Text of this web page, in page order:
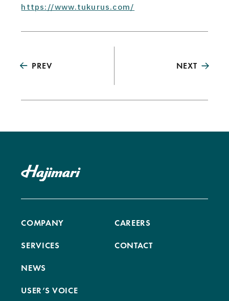
https://www.tukurus.com/
PREV NEXT
COMPANY
SERVICES
NEWS
USER’S VOICE
CAREERS
CONTACT